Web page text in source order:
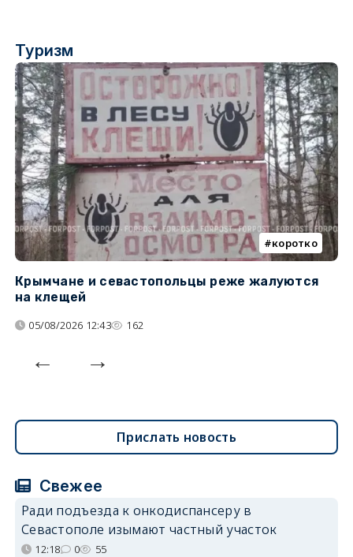
Туризм
коротко
Крымчане и севастопольцы реже жалуются
на клещей
05/08/2026 12:43 162
Прислать новость
Свежее
Ради подъезда к онкодиспансеру в
Севастополе изымают частный участок
12:18 0 55